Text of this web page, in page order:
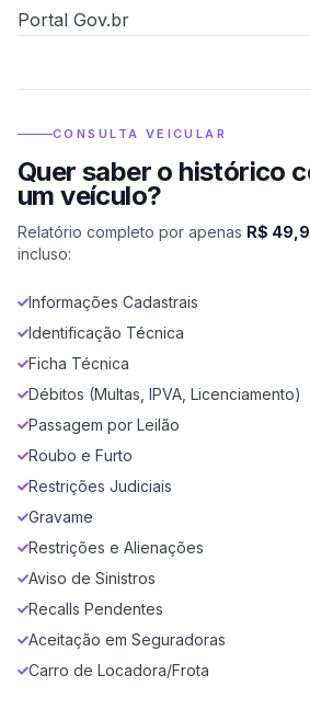
Portal Gov.br
CONSULTA VEICULAR
Quer saber o histórico
um veículo?
Relatório completo por apenas R$
incluso:
Informações Cadastrais
Identificação Técnica
Ficha Técnica
Débitos (Multas, IPVA, Licenciamento)
Passagem por Leilão
Roubo e Furto
Restrições Judiciais
Gravame
Restrições e Alienações
Aviso de Sinistros
Recalls Pendentes
Aceitação em Seguradoras
Carro de Locadora/Frota